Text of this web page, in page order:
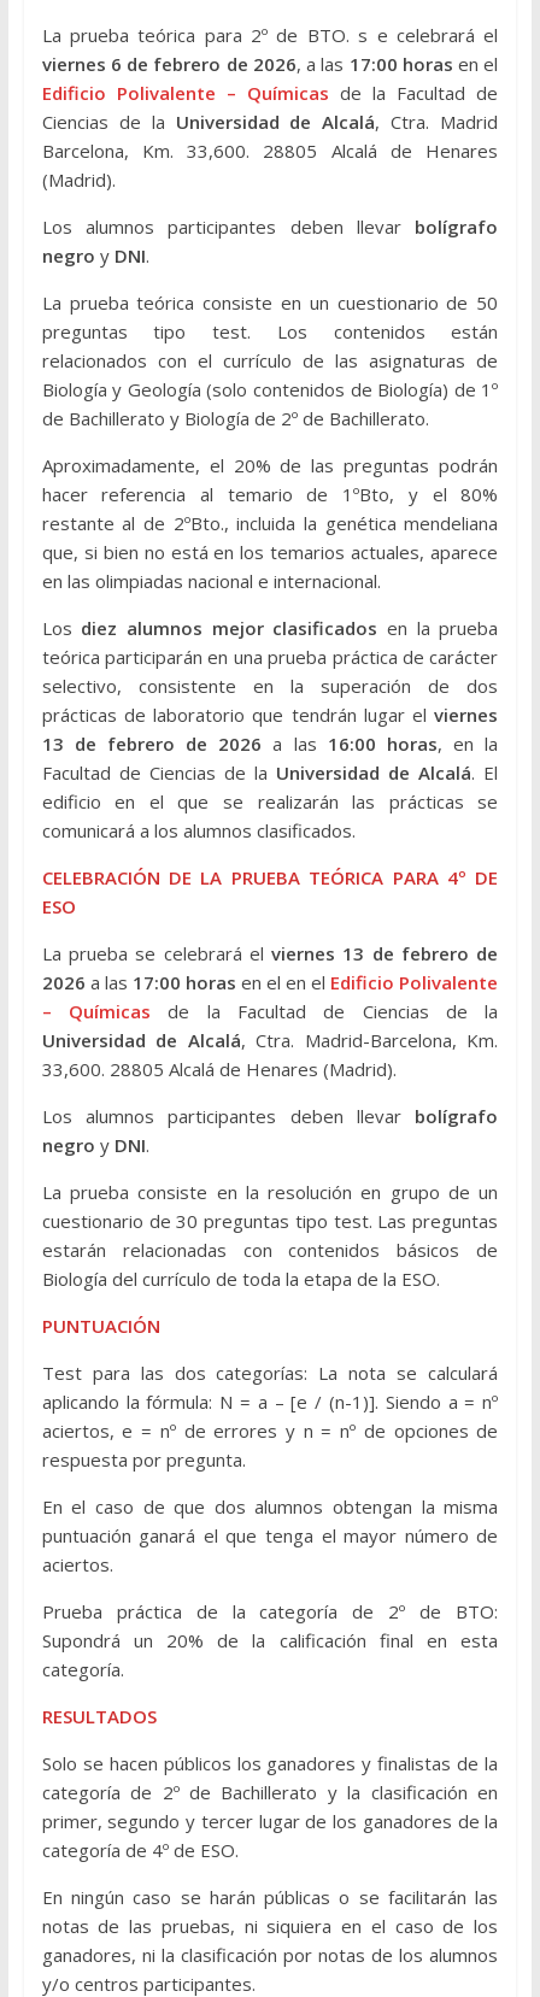
La prueba teórica para 2º de BTO. s e celebrará el
viernes 6 de febrero de 2026, a las 17:00 horas en el
Edificio Polivalente – Químicas de la Facultad de
Ciencias de la Universidad de Alcalá, Ctra. Madrid
Barcelona, Km. 33,600. 28805 Alcalá de Henares
(Madrid).
Los alumnos participantes deben llevar bolígrafo
negro y DNI.
La prueba teórica consiste en un cuestionario de 50
preguntas tipo test. Los contenidos están
relacionados con el currículo de las asignaturas de
Biología y Geología (solo contenidos de Biología) de 1º
de Bachillerato y Biología de 2º de Bachillerato.
Aproximadamente, el 20% de las preguntas podrán
hacer referencia al temario de 1ºBto, y el 80%
restante al de 2ºBto., incluida la genética mendeliana
que, si bien no está en los temarios actuales, aparece
en las olimpiadas nacional e internacional.
Los diez alumnos mejor clasificados en la prueba
teórica participarán en una prueba práctica de carácter
selectivo, consistente en la superación de dos
prácticas de laboratorio que tendrán lugar elviernes
13 de febrero de 2026a las 16:00 horas, en la
Facultad de Ciencias de la Universidad de Alcalá. El
edificio en el que se realizarán las prácticas se
comunicará a los alumnos clasificados.
CELEBRACIÓN DE LA PRUEBA TEÓRICA PARA 4º DE
ESO
La prueba se celebrará elviernes 13 de febrero de
2026 a las 17:00 horas en el en el Edificio Polivalente
– Químicas de la Facultad de Ciencias de la
Universidad de Alcalá, Ctra. Madrid-Barcelona, Km.
33,600. 28805 Alcalá de Henares (Madrid).
Los alumnos participantes deben llevar bolígrafo
negro y DNI.
La prueba consiste en la resolución en grupo de un
cuestionario de 30 preguntas tipo test. Las preguntas
estarán relacionadas con contenidos básicos de
Biología del currículo de toda la etapa de la ESO.
PUNTUACIÓN
Test para las dos categorías: La nota se calculará
aplicando la fórmula: N = a – [e / (n-1)]. Siendo a = nº
aciertos, e = nº de errores y n = nº de opciones de
respuesta por pregunta.
En el caso de que dos alumnos obtengan la misma
puntuación ganará el que tenga el mayor número de
aciertos.
Prueba práctica de la categoría de 2º de BTO:
Supondrá un 20% de la calificación final en esta
categoría.
RESULTADOS
Solo se hacen públicos los ganadores y finalistas de la
categoría de 2º de Bachillerato y la clasificación en
primer, segundo y tercer lugar de los ganadores de la
categoría de 4º de ESO.
En ningún caso se harán públicas o se facilitarán las
notas de las pruebas, ni siquiera en el caso de los
ganadores, ni la clasificación por notas de los alumnos
y/o centros participantes.